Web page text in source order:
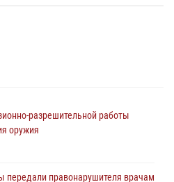
разрешительной работы
оружия
передали правонарушителя врачам